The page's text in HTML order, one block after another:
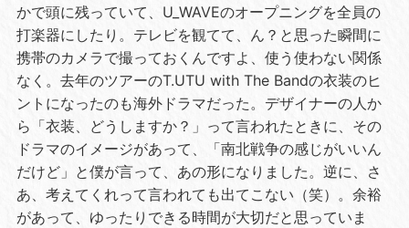
かで頭に残っていて、U_WAVEのオープニングを全員の
打楽器にしたり。テレビを観てて、ん？と思った瞬間に
携帯のカメラで撮っておくんですよ、使う使わない関係
なく。去年のツアーのT.UTU with The Bandの衣装のヒ
ントになったのも海外ドラマだった。デザイナーの人か
ら「衣装、どうしますか？」って言われたときに、その
ドラマのイメージがあって、「南北戦争の感じがいいん
だけど」と僕が言って、あの形になりました。逆に、さ
あ、考えてくれって言われても出てこない（笑）。余裕
があって、ゆったりできる時間が大切だと思っていま